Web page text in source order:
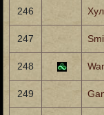
246
247
248
249